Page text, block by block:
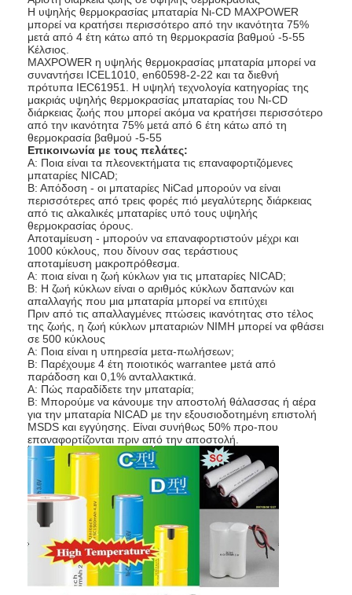
Γύρος εργοστασίων
Ποιοτικός έλεγχος
Μας ελάτε σε επαφή με
Ειδήσεις
Συνομιλία τώρα
μπαταρία λίθιου lifepo4
ιονικές επαναφορτιζόμενες μπαταρίες λίθιου
Μπαταρία Lithium Polymer
μπαταρίες ενεργειακής αποθήκευσης
NiMH επαναφορτιζόμενες μπαταρίες
NiCd επαναφορτιζόμενες μπαταρίες
LCD φορτιστής μπαταρίας
πακέτα μπαταριών NiMH
Pack μπαταριών NiCd
πακέτα μπαταριών ιόντων λιθίου
φακός επαναφορτιζόμενη μπαταρία
Η υψηλής θερμοκρασίας μπαταρία Νι-CD MAXPOWER
μπορεί να κρατήσει περισσότερο από την ικανότητα 75%
μετά από 4 έτη κάτω από τη θερμοκρασία βαθμού -5-55
Κέλσιος.
MAXPOWER η υψηλής θερμοκρασίας μπαταρία μπορεί να
συναντήσει ICEL1010, en60598-2-22 και τα διεθνή
πρότυπα IEC61951. Η υψηλή τεχνολογία κατηγορίας της
μακριάς υψηλής θερμοκρασίας μπαταρίας του Νι-CD
διάρκειας ζωής που μπορεί ακόμα να κρατήσει περισσότερο
από την ικανότητα 75% μετά από 6 έτη κάτω από τη
θερμοκρασία βαθμού -5-55
Επικοινωνία με τους πελάτες:
Α: Ποια είναι τα πλεονεκτήματα τις επαναφορτιζόμενες
μπαταρίες NICAD;
Β: Απόδοση - οι μπαταρίες NiCad μπορούν να είναι
περισσότερες από τρεις φορές πιό μεγαλύτερης διάρκειας
από τις αλκαλικές μπαταρίες υπό τους υψηλής
θερμοκρασίας όρους.
Αποταμίευση - μπορούν να επαναφορτιστούν μέχρι και
1000 κύκλους, που δίνουν σας τεράστιους
αποταμίευση μακροπρόθεσμα.
Α: ποια είναι η ζωή κύκλων για τις μπαταρίες NICAD;
Β: Η ζωή κύκλων είναι ο αριθμός κύκλων δαπανών και
απαλλαγής που μια μπαταρία μπορεί να επιτύχει
Πριν από τις απαλλαγμένες πτώσεις ικανότητας στο τέλος
της ζωής, η ζωή κύκλων μπαταριών NIMH μπορεί να φθάσει
σε 500 κύκλους
Α: Ποια είναι η υπηρεσία μετα-πωλήσεων;
Β: Παρέχουμε 4 έτη ποιοτικός warrantee μετά από
παράδοση και 0,1% ανταλλακτικά.
Α: Πώς παραδίδετε την μπαταρία;
Β: Μπορούμε να κάνουμε την αποστολή θάλασσας ή αέρα
για την μπαταρία NICAD με την εξουσιοδοτημένη επιστολή
MSDS και εγγύησης. Είναι συνήθως 50% προ-που
επαναφορτίζονται πριν από την αποστολή.